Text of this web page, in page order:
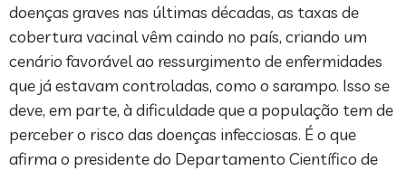
doenças graves nas últimas décadas, as taxas de
cobertura vacinal vêm caindo no país, criando um
cenário favorável ao ressurgimento de enfermidades
que já estavam controladas, como o sarampo. Isso se
deve, em parte, à dificuldade que a população tem de
perceber o risco das doenças infecciosas. É o que
afirma o presidente do Departamento Científico de